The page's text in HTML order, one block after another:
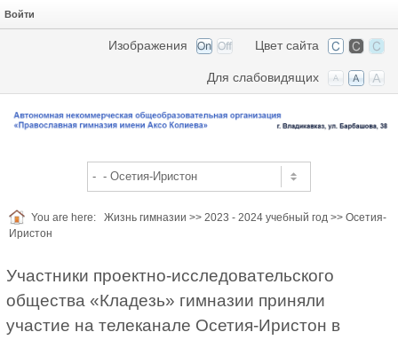
Войти
Цвет сайта
Изображения
Для слабовидящих
You are here: Жизнь гимназии >> 2023 - 2024 учебный год >> Осетия-
Иристон
Участники проектно-исследовательского
общества «Кладезь» гимназии приняли
участие на телеканале Осетия-Иристон в